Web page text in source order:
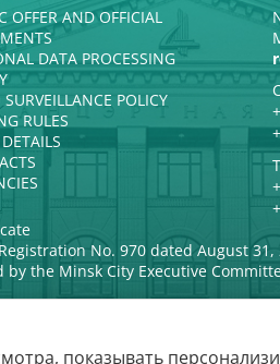
OFFER AND OFFICIAL
DATA PROCESSING
SURVEILLANCE POLICY
RULES
No. 970 dated August 31,
by the Minsk City Executive
показывать